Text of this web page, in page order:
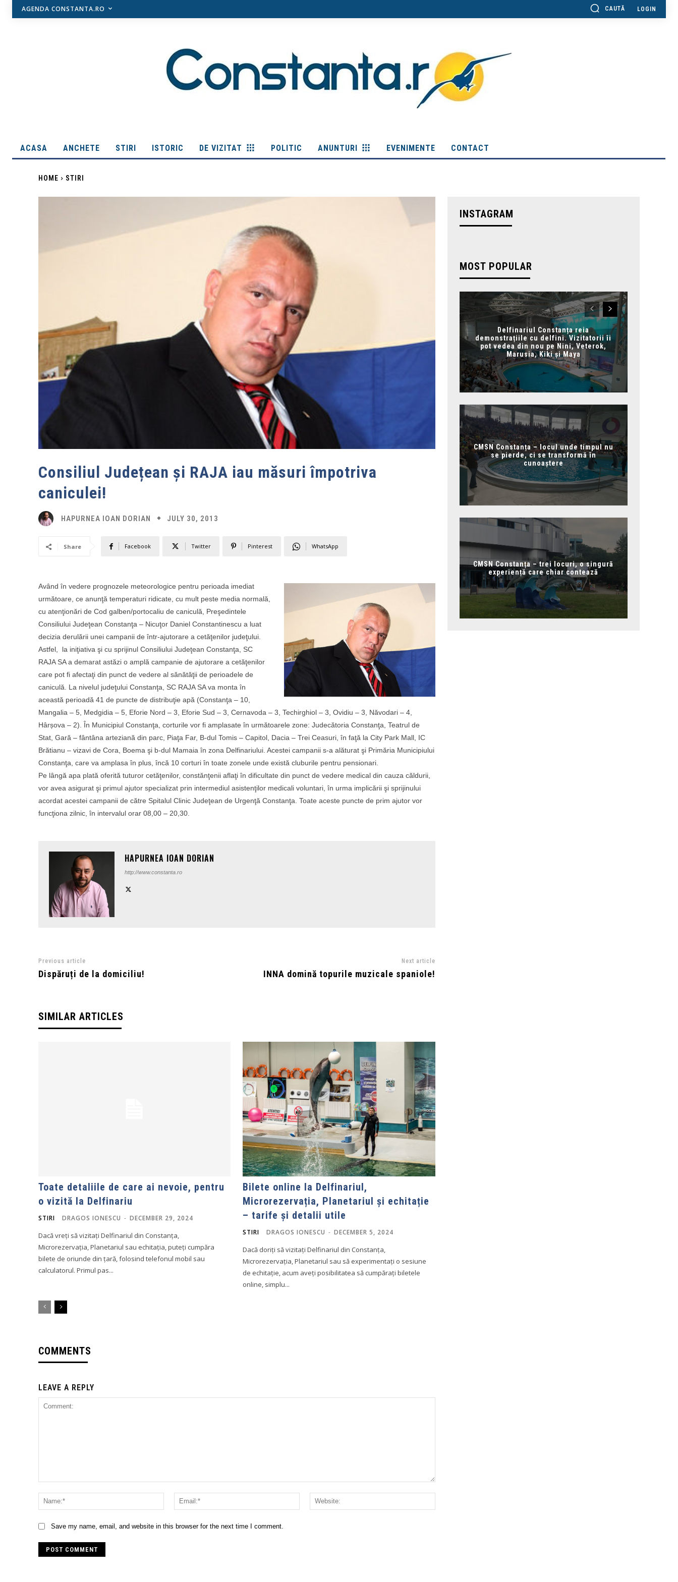
AGENDA CONSTANTA.RO CAUTĂ LOGIN
ACASA ANCHETE STIRI ISTORIC DE VIZITAT POLITIC ANUNTURI EVENIMENTE CONTACT
HOME STIRI
Consiliul Județean și RAJA iau măsuri împotriva
caniculei!
HAPURNEA IOAN DORIAN JULY 30, 2013
Share Facebook Twitter Pinterest WhatsApp
Având în vedere prognozele meteorologice pentru perioada imediat
următoare, ce anunţă temperaturi ridicate, cu mult peste media normală,
cu atenţionări de Cod galben/portocaliu de caniculă, Preşedintele
Consiliului Judeţean Constanţa – Nicuţor Daniel Constantinescu a luat
decizia derulării unei campanii de într-ajutorare a cetăţenilor judeţului.
Astfel, la iniţiativa şi cu sprijinul Consiliului Judeţean Constanţa, SC
RAJA SA a demarat astăzi o amplă campanie de ajutorare a cetăţenilor
care pot fi afectaţi din punct de vedere al sănătăţii de perioadele de
caniculă. La nivelul judeţului Constanţa, SC RAJA SA va monta în
această perioadă 41 de puncte de distribuţie apă (Constanţa – 10,
Mangalia – 5, Medgidia – 5, Eforie Nord – 3, Eforie Sud – 3, Cernavoda – 3, Techirghiol – 3, Ovidiu – 3, Năvodari – 4,
Hârșova – 2). În Municipiul Constanţa, corturile vor fi amplasate în următoarele zone: Judecătoria Constanţa, Teatrul de
Stat, Gară – fântâna arteziană din parc, Piaţa Far, B-dul Tomis – Capitol, Dacia – Trei Ceasuri, în faţă la City Park Mall, IC
Brătianu – vizavi de Cora, Boema şi b-dul Mamaia în zona Delfinariului. Acestei campanii s-a alăturat şi Primăria Municipiului
Constanţa, care va amplasa în plus, încă 10 corturi în toate zonele unde există cluburile pentru pensionari.
Pe lângă apa plată oferită tuturor cetăţenilor, constănţenii aflaţi în dificultate din punct de vedere medical din cauza căldurii,
vor avea asigurat şi primul ajutor specializat prin intermediul asistenţilor medicali voluntari, în urma implicării şi sprijinului
acordat acestei campanii de către Spitalul Clinic Judeţean de Urgenţă Constanţa. Toate aceste puncte de prim ajutor vor
funcţiona zilnic, în intervalul orar 08,00 – 20,30.
HAPURNEA IOAN DORIAN
http://www.constanta.ro
Previous article
Dispăruți de la domiciliu!
Next article
INNA domină topurile muzicale spaniole!
SIMILAR ARTICLES
Toate detaliile de care ai nevoie, pentru
o vizită la Delfinariu
STIRI DRAGOS IONESCU - DECEMBER 29, 2024
Dacă vreți să vizitați Delfinariul din Constanța,
Microrezervația, Planetariul sau echitația, puteți cumpăra
bilete de oriunde din țară, folosind telefonul mobil sau
calculatorul. Primul pas...
Bilete online la Delfinariul,
Microrezervația, Planetariul și echitație
– tarife și detalii utile
STIRI DRAGOS IONESCU - DECEMBER 5, 2024
Dacă doriți să vizitați Delfinariul din Constanța,
Microrezervația, Planetariul sau să experimentați o sesiune
de echitație, acum aveți posibilitatea să cumpărați biletele
online, simplu...
COMMENTS
LEAVE A REPLY
Name:*
Email:*
Save my name, email, and website in this browser for the next time I comment.
INSTAGRAM
MOST POPULAR
Delfinariul Constanța reia
demonstrațiile cu delfini. Vizitatorii îi
pot vedea din nou pe Nini, Veterok,
Marusia, Kiki și Maya
CMSN Constanța – locul unde timpul nu
se pierde, ci se transformă în
cunoaștere
CMSN Constanța – trei locuri, o singură
experiență care chiar contează